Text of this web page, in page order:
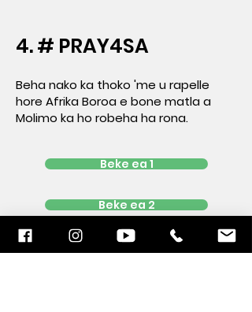
4. # PRAY4SA
Beha nako ka thoko 'me u rapelle
hore Afrika Boroa e bone matla a
Molimo ka ho robeha ha rona.
Beke ea 1
Beke ea 2
Beke ea 3